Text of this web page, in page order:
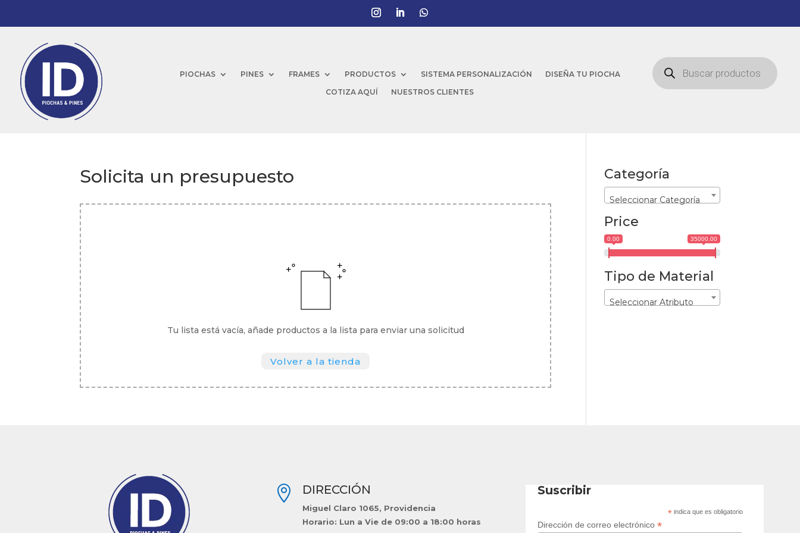
PIOCHAS PINES FRAMES PRODUCTOS SISTEMA PERSONALIZACIÓN
DISEÑA TU PIOCHA
COTIZA AQUÍ
NUESTROS CLIENTES
Búsqueda
de
productos
Solicita un presupuesto
Tu lista está vacía, añade productos a la lista para enviar una solicitud
Volver a la tienda
Categoría
Seleccionar Categoría
Price
0.00 35000.00
Tipo de Material
Seleccionar Atributo
 DIRECCIÓN
Miguel Claro 1065, Providencia
Horario: Lun a Vie de 09:00 a 18:00 horas
Suscribir
* indica que es obligatorio
Dirección de correo electrónico *